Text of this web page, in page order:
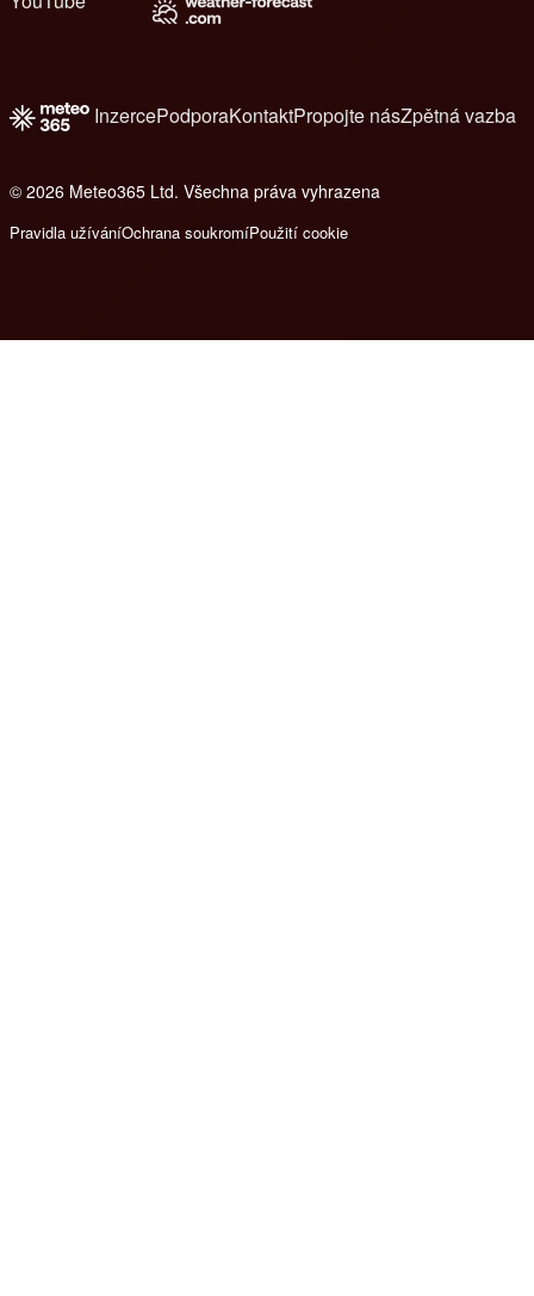
InzercePodporaKontaktPropojte násZpětná vazba
© 2026 Meteo365 Ltd. Všechna práva vyhrazena
Pravidla užíváníOchrana soukromíPoužití cookie